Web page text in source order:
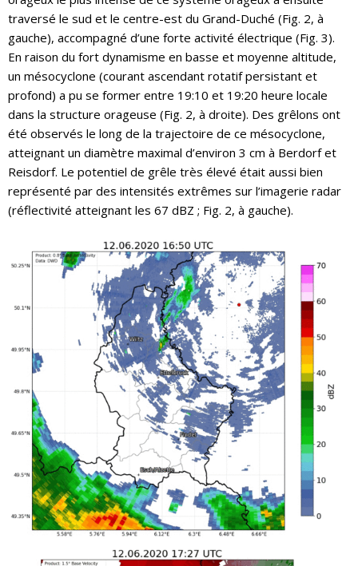
traversé le sud et le centre-est du Grand-Duché (Fig. 2, à
gauche), accompagné d’une forte activité électrique (Fig. 3).
En raison du fort dynamisme en basse et moyenne altitude,
un mésocyclone (courant ascendant rotatif persistant et
profond) a pu se former entre 19:10 et 19:20 heure locale
dans la structure orageuse (Fig. 2, à droite). Des grêlons ont
été observés le long de la trajectoire de ce mésocyclone,
atteignant un diamètre maximal d’environ 3 cm à Berdorf et
Reisdorf. Le potentiel de grêle très élevé était aussi bien
représenté par des intensités extrêmes sur l’imagerie radar
(réflectivité atteignant les 67 dBZ ; Fig. 2, à gauche).